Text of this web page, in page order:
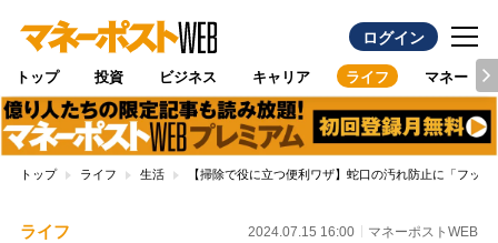
ログイン
トップ 投資 ビジネス キャリア ライフ マネー
トップ ライフ 生活 【掃除で役に立つ便利ワザ】蛇口の汚れ防止に「フッ
ライフ 2024.07.15 16:00 マネーポストWEB